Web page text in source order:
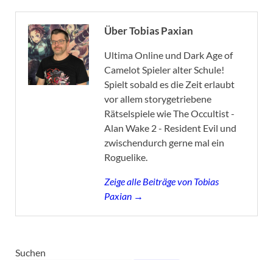
Über Tobias Paxian
Ultima Online und Dark Age of
Camelot Spieler alter Schule!
Spielt sobald es die Zeit erlaubt
vor allem storygetriebene
Rätselspiele wie The Occultist -
Alan Wake 2 - Resident Evil und
zwischendurch gerne mal ein
Roguelike.
Zeige alle Beiträge von Tobias
Paxian →
Suchen